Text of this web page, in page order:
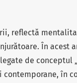
reflectă
În acest
de conceptul
în